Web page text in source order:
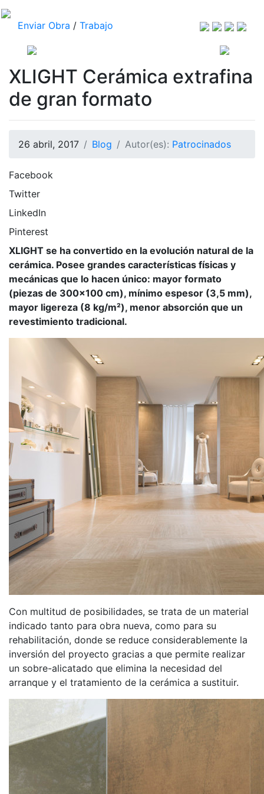
Enviar Obra / Trabajo
XLIGHT Cerámica extrafina
de gran formato
26 abril, 2017 Blog Autor(es): Patrocinados
Facebook
Twitter
LinkedIn
Pinterest
XLIGHT se ha convertido en la evolución natural de la
cerámica. Posee grandes características físicas y
mecánicas que lo hacen único: mayor formato
(piezas de 300×100 cm), mínimo espesor (3,5 mm),
mayor ligereza (8 kg/m²), menor absorción que un
revestimiento tradicional.
Con multitud de posibilidades, se trata de un material
indicado tanto para obra nueva, como para su
rehabilitación, donde se reduce considerablemente la
inversión del proyecto gracias a que permite realizar
un sobre-alicatado que elimina la necesidad del
arranque y el tratamiento de la cerámica a sustituir.